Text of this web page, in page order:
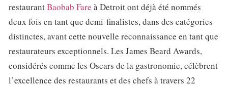
restaurantBaobab Fare à Detroit ont déjà été nommés
deux fois en tant que demi-finalistes, dans des catégories
distinctes, avant cette nouvelle reconnaissance en tant que
restaurateurs exceptionnels. Les James Beard Awards,
considérés comme les Oscars de la gastronomie, célèbrent
l’excellence des restaurants et des chefs à travers 22